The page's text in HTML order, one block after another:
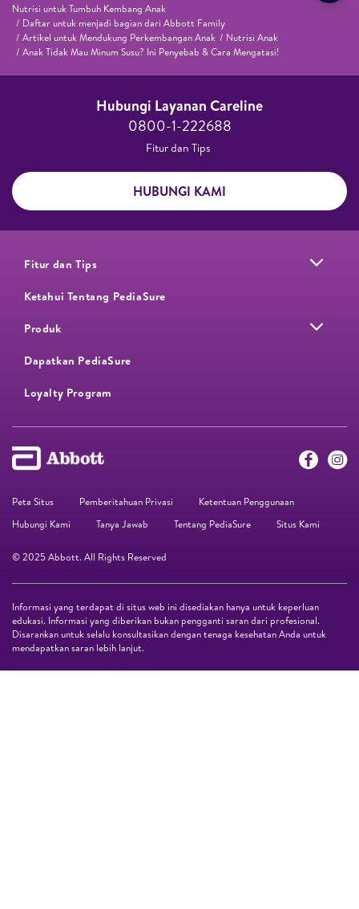
Nutrisi untuk Tumbuh Kembang Anak
Daftar untuk menjadi bagian dari Abbott Family
Artikel untuk Mendukung Perkembangan Anak
Nutrisi Anak
Anak Tidak Mau Minum Susu? Ini Penyebab & Cara Mengatasi!
Hubungi Layanan Careline​
0800-1-222688​
Fitur dan Tips ​
HUBUNGI KAMI
Fitur dan Tips
Ketahui Tentang PediaSure
Produk
Dapatkan PediaSure
Loyalty Program​
Peta Situs Pemberitahuan Privasi
Ketentuan Penggunaan
Hubungi Kami
Tanya Jawab Tentang PediaSure Situs Kami
© 2025 Abbott. All Rights Reserved
Informasi yang terdapat di situs web ini disediakan hanya untuk keperluan
edukasi. Informasi yang diberikan bukan pengganti saran dari profesional.
Disarankan untuk selalu konsultasikan dengan tenaga kesehatan Anda untuk
mendapatkan saran lebih lanjut.